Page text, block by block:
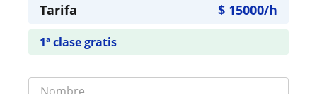
Tarifa $ 15000/h
1ª clase gratis